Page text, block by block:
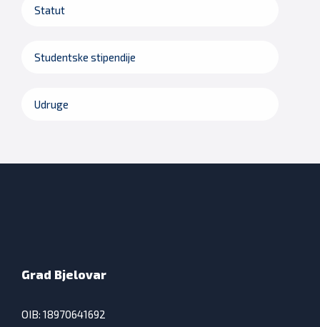
Statut
Studentske stipendije
Udruge
Grad Bjelovar
OIB: 18970641692